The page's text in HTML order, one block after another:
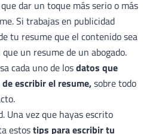
dar un toque más serio o más
Si trabajas en publicidad
tu resume que el contenido sea
un resume de un abogado.
cada uno de losdatos que
escribir el resume,sobre todo
Una vez que hayas escrito
estostips para escribir tu